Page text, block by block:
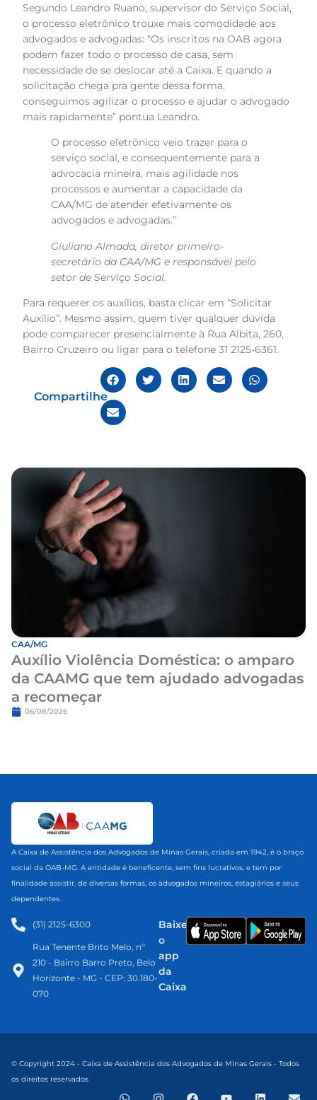
Segundo Leandro Ruano, supervisor do Serviço Social,
o processo eletrônico trouxe mais comodidade aos
advogados e advogadas: “Os inscritos na OAB agora
podem fazer todo o processo de casa, sem
necessidade de se deslocar até a Caixa. E quando a
solicitação chega pra gente dessa forma,
conseguimos agilizar o processo e ajudar o advogado
mais rapidamente” pontua Leandro.
O processo eletrônico veio trazer para o
serviço social, e consequentemente para a
advocacia mineira, mais agilidade nos
processos e aumentar a capacidade da
CAA/MG de atender efetivamente os
advogados e advogadas.”
Giuliano Almada, diretor primeiro-
secretário da CAA/MG e responsável pelo
setor de Serviço Social.
Para requerer os auxílios, basta clicar em “Solicitar
Auxílio”. Mesmo assim, quem tiver qualquer dúvida
pode comparecer presencialmente à Rua Albita, 260,
Bairro Cruzeiro ou ligar para o telefone 31 2125-6361.
Compartilhe
CAA/MG
Auxílio Violência Doméstica: o amparo
da CAAMG que tem ajudado advogadas
a recomeçar
06/08/2026
A Caixa de Assistência dos Advogados de Minas Gerais, criada em 1942, é o braço
social da OAB-MG. A entidade é beneficente, sem fins lucrativos, e tem por
finalidade assistir, de diversas formas, os advogados mineiros, estagiários e seus
dependentes.
(31) 2125-6300​
Rua Tenente Brito Melo, nº
210 - Bairro Barro Preto, Belo
Horizonte - MG - CEP: 30.180-
070
Baixe
o
app
da
Caixa
© Copyright 2024 - Caixa de Assistência dos Advogados de Minas Gerais - Todos
os direitos reservados